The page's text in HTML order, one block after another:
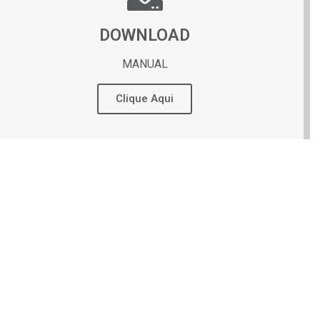
DOWNLOAD
MANUAL
Clique Aqui